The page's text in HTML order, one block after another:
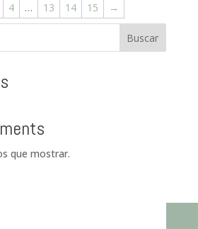
4 … 13 14 15 →
Buscar
que mostrar.